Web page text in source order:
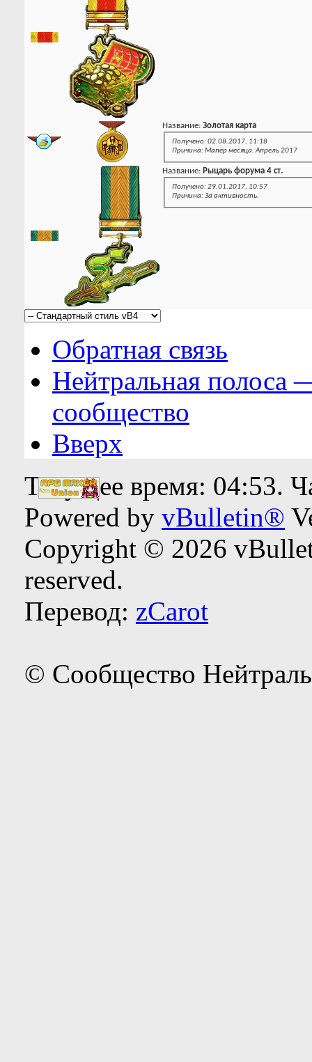
Название: Золотая карта
Получено: 02.08.2017, 11:18
Причина: Мапёр месяца. Апрель 2017
Название: Рыцарь форума 4 ст.
Получено: 29.01.2017, 10:57
Причина: За активность.
Обратная связь
Нейтральная полоса
сообщество
Вверх
Текущее время: 04:53.
Powered by vBulletin®
Copyright © 2026
reserved.
Перевод: zCarot
© Сообщество